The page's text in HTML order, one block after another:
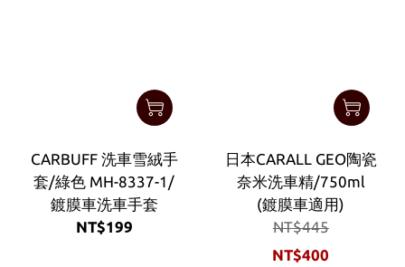
CARBUFF 洗車雪絨手
套/綠色 MH-8337-1/
鍍膜車洗車手套
NT$199
日本CARALL GEO陶瓷
奈米洗車精/750ml
(鍍膜車適用)
NT$445
NT$400